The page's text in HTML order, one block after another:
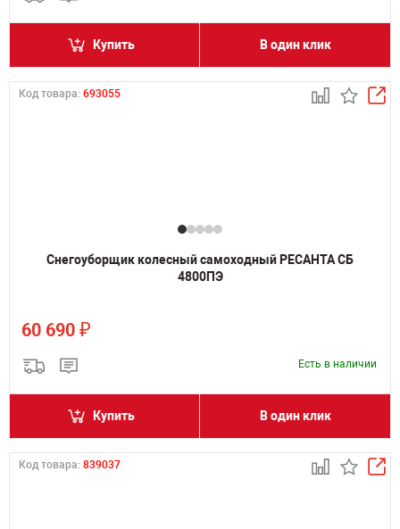
Купить В один клик
Код товара: 693055
Снегоуборщик колесный самоходный РЕСАНТА СБ
4800ПЭ
60 690 ₽
Есть в наличии
Купить В один клик
Код товара: 839037